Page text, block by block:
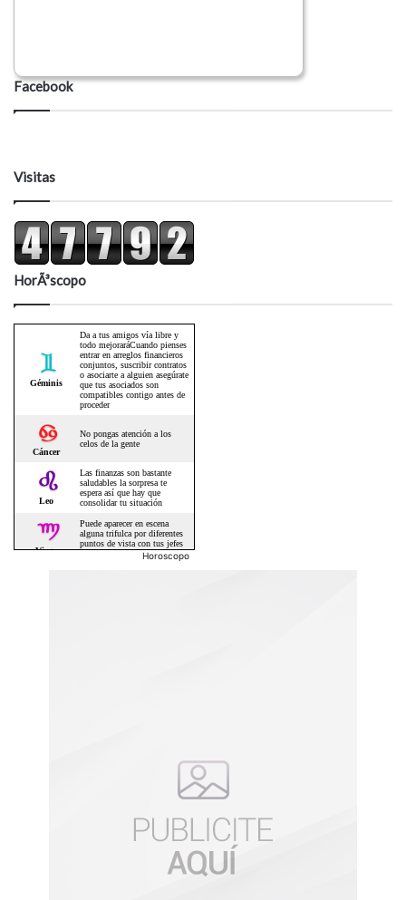
Facebook
Visitas
HorÃ³scopo
Horoscopo